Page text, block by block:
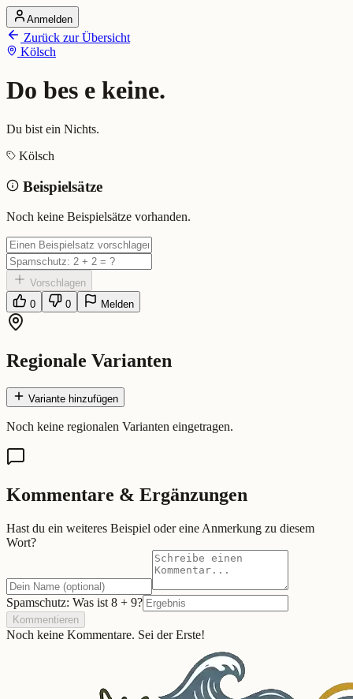
Startseite
Alle Dialekte
Dialekte vergleichen
Dialekt-Karte
Ranking
Do bes e keine. (Kölsch)
Bedeutung: Du bist ein Nichts.
Beispiel:Wat willste denn? Do bes e keine.
Eingereicht von: Mundwerk Team
Anmelden
Zurück zur Übersicht
Kölsch
Do bes e keine.
Du bist ein Nichts.
Kölsch
Beispielsätze
Noch keine Beispielsätze vorhanden.
Vorschlagen
0
0 Melden
Regionale Varianten
Variante hinzufügen
Noch keine regionalen Varianten eingetragen.
Kommentare & Ergänzungen
Hast du ein weiteres Beispiel oder eine Anmerkung zu diesem
Wort?
Spamschutz: Was ist 8 + 9?
Kommentieren
Noch keine Kommentare. Sei der Erste!